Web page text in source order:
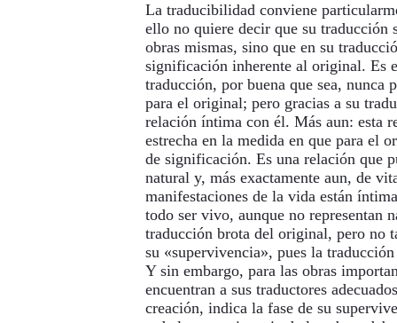
La traducibilidad conviene
ello no quiere decir que su traducción
obras mismas, sino que en su
significación inherente al original. Es
traducción, por buena que sea, nunca
para el original; pero gracias a su
relación íntima con él. Más aun: esta
estrecha en la medida en que para el
de significación. Es una relación que
natural y, más exactamente aun, de
manifestaciones de la vida están
todo ser vivo, aunque no representan
traducción brota del original, pero no
su «supervivencia», pues la
Y sin embargo, para las obras
encuentran a sus traductores
creación, indica la fase de su